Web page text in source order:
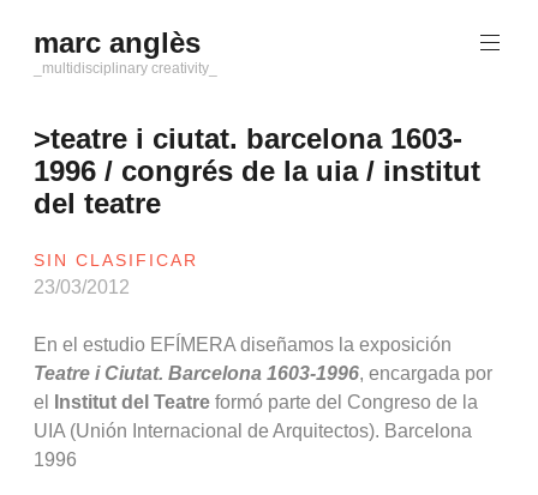
al
contenido
marc anglès
_multidisciplinary creativity_
>teatre i ciutat. barcelona 1603-
1996 / congrés de la uia / institut
del teatre
SIN CLASIFICAR
23/03/2012
En el estudio EFÍMERA diseñamos la exposición
Teatre i Ciutat. Barcelona 1603-1996, encargada por
el
Institut del Teatre formó parte del Congreso de la
UIA (Unión Internacional de Arquitectos). Barcelona
1996